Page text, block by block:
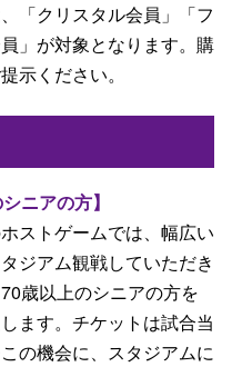
「クリスタル会員」「フ
」が対象となります。購
示ください。
ニアの方】
ストゲームでは、幅広い
ジアム観戦していただき
歳以上のシニアの方を
ます。チケットは試合当
の機会に、スタジアムに